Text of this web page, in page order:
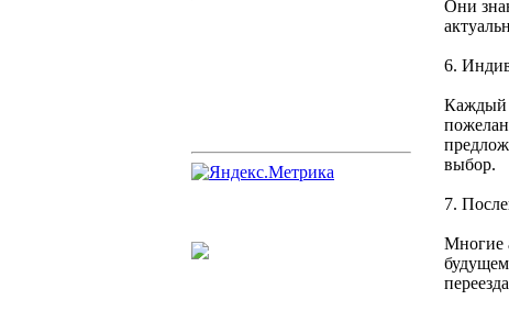
Они
6.
Каждый
выбор.
7.
Многие